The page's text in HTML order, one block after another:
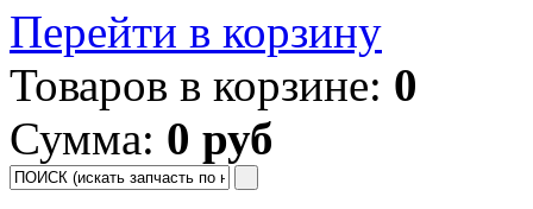
Перейти в корзину
Товаров в корзине: 0
Сумма: 0 руб